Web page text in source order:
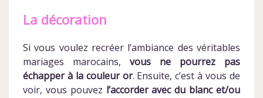
La décoration
Si vous voulez recréer l’ambiance des véritables
mariages marocains, vous ne pourrez pas
échapper à la couleur or. Ensuite, c’est à vous de
voir, vous pouvez l’accorder avec du blanc et/ou